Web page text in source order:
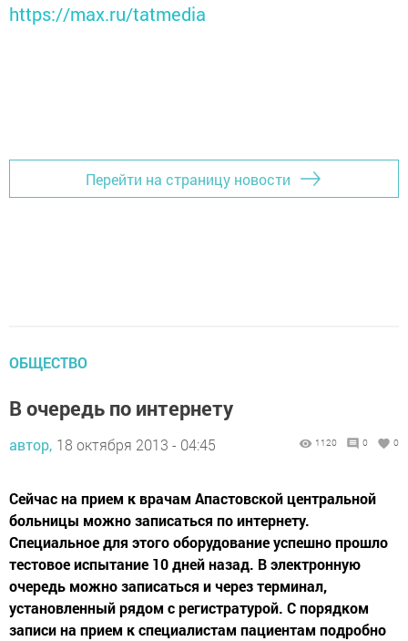
https://max.ru/tatmedia
Перейти на страницу новости
ОБЩЕСТВО
В очередь по интернету
автор, 18 октября 2013 - 04:45 1120 0 0
Сейчас на прием к врачам Апастовской центральной
больницы можно записаться по интернету.
Специальное для этого оборудование успешно прошло
тестовое испытание 10 дней назад. В электронную
очередь можно записаться и через терминал,
установленный рядом с регистратурой. С порядком
записи на прием к специалистам пациентам подробно